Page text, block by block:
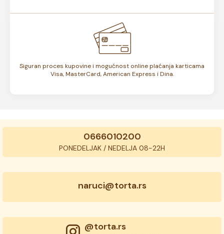
Siguran proces kupovine i mogućnost online plaćanja karticama
Visa, MasterCard, American Express i Dina.
0666010200
PONEDELJAK / NEDELJA 08-22H
naruci@torta.rs
@torta.rs